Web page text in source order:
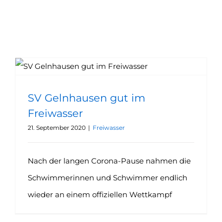
SV Gelnhausen gut im
Freiwasser
21. September 2020 | Freiwasser
Nach der langen Corona-Pause nahmen die
Schwimmerinnen und Schwimmer endlich
wieder an einem offiziellen Wettkampf